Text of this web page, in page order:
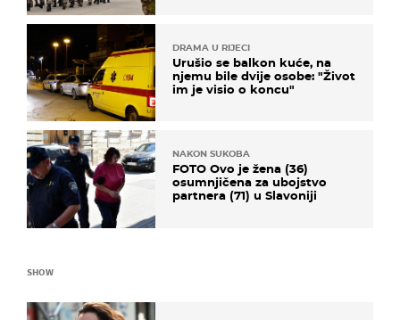
DRAMA U RIJECI
Urušio se balkon kuće, na
njemu bile dvije osobe: "Život
im je visio o koncu"
NAKON SUKOBA
FOTO Ovo je žena (36)
osumnjičena za ubojstvo
partnera (71) u Slavoniji
SHOW